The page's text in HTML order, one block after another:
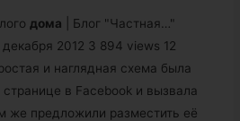
дома | Блог "Частная…"
декабря 2012 3 894 views 12
и наглядная схема была
в Facebook и вызвала
же предложили разместить её